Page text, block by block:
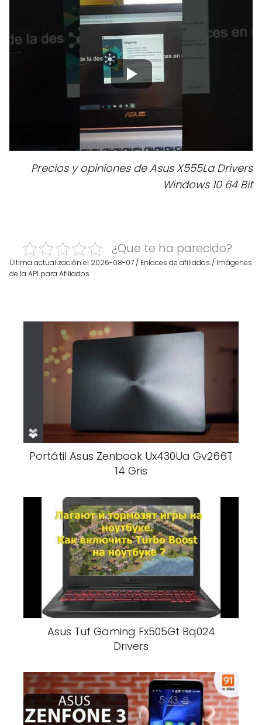
Precios y opiniones de Asus X555La Drivers
Windows 10 64 Bit
¿Que te ha parecido?
Última actualización el 2026-08-07 / Enlaces de afiliados / Imágenes
de la API para Afiliados
Portátil Asus Zenbook Ux430Ua Gv266T
14 Gris
Asus Tuf Gaming Fx505Gt Bq024
Drivers